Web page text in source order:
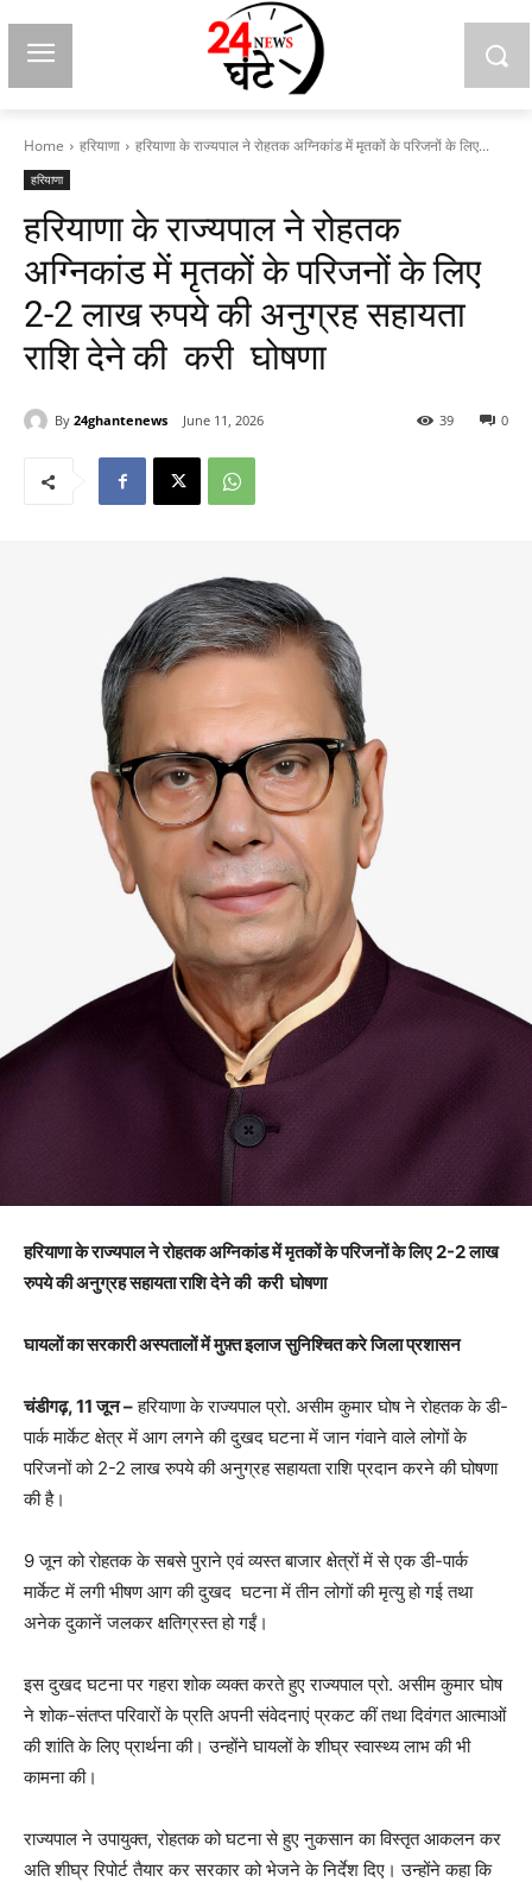
Home हरियाणा हरियाणा के राज्यपाल ने रोहतक अग्निकांड में मृतकों के परिजनों के लिए...
हरियाणा
हरियाणा के राज्यपाल ने रोहतक
अग्निकांड में मृतकों के परिजनों के लिए
2-2 लाख रुपये की अनुग्रह सहायता
राशि देने की करी घोषणा
By 24ghantenews June 11, 2026 0
39
हरियाणा के राज्यपाल ने रोहतक अग्निकांड में मृतकों के परिजनों के लिए 2-2 लाख
रुपये की अनुग्रह सहायता राशि देने की करी घोषणा
घायलों का सरकारी अस्पतालों में मुफ़्त इलाज सुनिश्चित करे जिला प्रशासन
चंडीगढ़, 11 जून –हरियाणा के राज्यपाल प्रो. असीम कुमार घोष ने रोहतक के डी-
पार्क मार्केट क्षेत्र में आग लगने की दुखद घटना में जान गंवाने वाले लोगों के
परिजनों को 2-2 लाख रुपये की अनुग्रह सहायता राशि प्रदान करने की घोषणा
की है।
9 जून को रोहतक के सबसे पुराने एवं व्यस्त बाजार क्षेत्रों में से एक डी-पार्क
मार्केट में लगी भीषण आग की दुखद घटना में तीन लोगों की मृत्यु हो गई तथा
अनेक दुकानें जलकर क्षतिग्रस्त हो गईं।
इस दुखद घटना पर गहरा शोक व्यक्त करते हुए राज्यपाल प्रो. असीम कुमार घोष
ने शोक-संतप्त परिवारों के प्रति अपनी संवेदनाएं प्रकट कीं तथा दिवंगत आत्माओं
की शांति के लिए प्रार्थना की। उन्होंने घायलों के शीघ्र स्वास्थ्य लाभ की भी
कामना की।
राज्यपाल ने उपायुक्त, रोहतक को घटना से हुए नुकसान का विस्तृत आकलन कर
अति शीघ्र रिपोर्ट तैयार कर सरकार को भेजने के निर्देश दिए। उन्होंने कहा कि